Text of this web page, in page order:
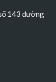
143 đường